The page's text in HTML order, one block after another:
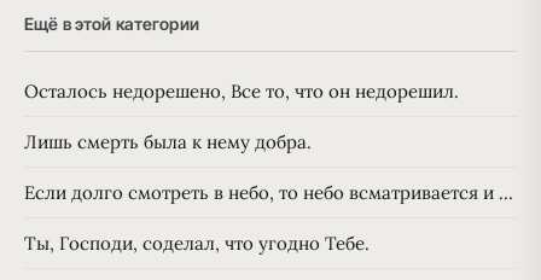
Ещё в этой категории
Осталось недорешено, Все то, что он недорешил.
Лишь смерть была к нему добра.
Если долго смотреть в небо, то небо всматривается и …
Ты, Господи, соделал, что угодно Тебе.